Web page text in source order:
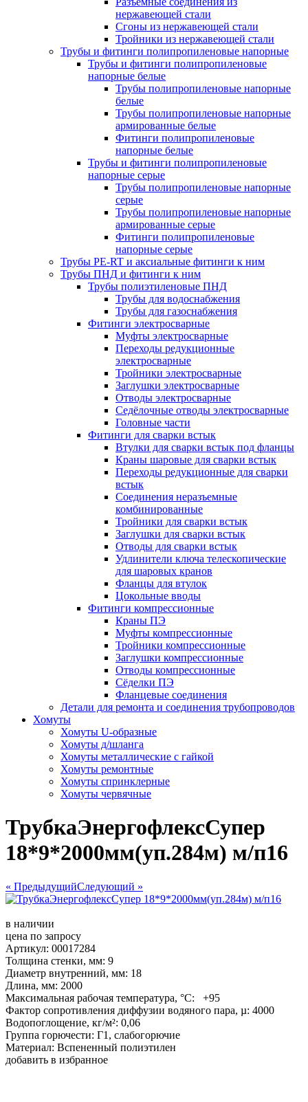
нержавеющей стали
Сгоны из нержавеющей стали
Тройники из нержавеющей стали
Трубы и фитинги полипропиленовые напорные
Трубы и фитинги полипропиленовые
напорные белые
Трубы полипропиленовые напорные
белые
Трубы полипропиленовые напорные
армированные белые
Фитинги полипропиленовые
напорные белые
Трубы и фитинги полипропиленовые
напорные серые
Трубы полипропиленовые напорные
серые
Трубы полипропиленовые напорные
армированные серые
Фитинги полипропиленовые
напорные серые
Трубы PE-RT и аксиальные фитинги к ним
Трубы ПНД и фитинги к ним
Трубы полиэтиленовые ПНД
Трубы для водоснабжения
Трубы для газоснабжения
Фитинги электросварные
Муфты электросварные
Переходы редукционные
электросварные
Тройники электросварные
Заглушки электросварные
Отводы электросварные
Седёлочные отводы электросварные
Головные части
Фитинги для сварки встык
Втулки для сварки встык под фланцы
Краны шаровые для сварки встык
Переходы редукционные для сварки
встык
Соединения неразъемные
комбинированные
Тройники для сварки встык
Заглушки для сварки встык
Отводы для сварки встык
Удлинители ключа телескопические
для шаровых кранов
Фланцы для втулок
Цокольные вводы
Фитинги компрессионные
Краны ПЭ
Муфты компрессионные
Тройники компрессионные
Заглушки компрессионные
Отводы компрессионные
Сёделки ПЭ
Фланцевые соединения
Детали для ремонта и соединения трубопроводов
Хомуты
Хомуты U-образные
Хомуты д/шланга
Хомуты металлические с гайкой
Хомуты ремонтные
Хомуты спринклерные
Хомуты червячные
ТрубкаЭнергофлексСупер
18*9*2000мм(уп.284м) м/п16
« ПредыдущийСледующий »
в наличии
цена по запросу
Артикул: 00017284
Толщина стенки, мм: 9
Диаметр внутренний, мм: 18
Длина, мм: 2000
Максимальная рабочая температура, °С: +95
Фактор сопротивления диффузии водяного пара, µ: 4000
Водопоглощение, кг/м²: 0,06
Группа горючести: Г1, слабогорючие
Материал: Вспененный полиэтилен
добавить в избранное